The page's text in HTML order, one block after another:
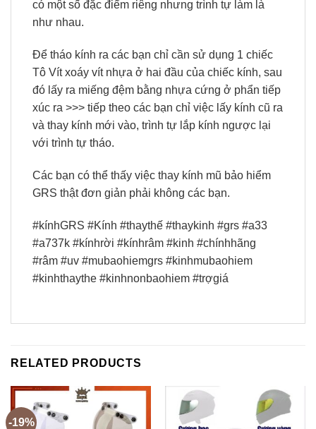
có một số đặc điểm riêng nhưng trình tự làm là
như nhau.
Để tháo kính ra các bạn chỉ cần sử dụng 1 chiếc
Tô Vít xoáy vít nhựa ở hai đầu của chiếc kính, sau
đó lấy ra miếng đệm bằng nhựa cứng ở phẩn tiếp
xúc ra >>> tiếp theo các bạn chỉ việc lấy kính cũ ra
và thay kính mới vào, trình tự lắp kính ngược lại
với trình tự tháo.
Các bạn có thể thấy việc thay kính mũ bảo hiểm
GRS thật đơn giản phải không các bạn.
#kínhGRS #Kính #thaythế #thaykinh #grs #a33
#a737k #kínhrời #kínhrâm #kinh #chínhhãng
#râm #uv #mubaohiemgrs #kinhmubaohiem
#kinhthaythe #kinhnonbaohiem #trợgiá
RELATED PRODUCTS
-19%